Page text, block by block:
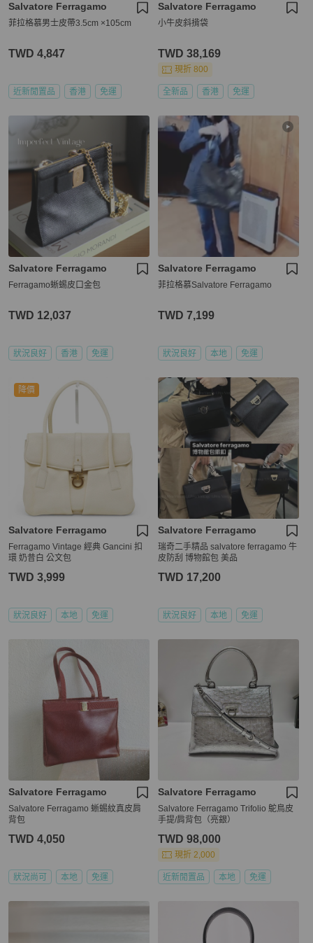
Salvatore Ferragamo
菲拉格慕男士皮帶3.5cm ×105cm
TWD 4,847
近新閒置品 香港 免運
Salvatore Ferragamo
小牛皮斜揹袋
TWD 38,169
現折 800
全新品 香港 免運
Salvatore Ferragamo
Ferragamo蜥蜴皮口金包
TWD 12,037
狀況良好 香港 免運
Salvatore Ferragamo
菲拉格慕Salvatore Ferragamo
TWD 7,199
狀況良好 本地 免運
降價
Salvatore Ferragamo
Ferragamo Vintage 經典 Gancini 扣
環 奶昔白 公文包
TWD 3,999
狀況良好 本地 免運
Salvatore Ferragamo
瑞奇二手精品 salvatore ferragamo 牛
皮防刮 博物館包 美品
TWD 17,200
狀況良好 本地 免運
Salvatore Ferragamo
Salvatore Ferragamo 蜥蜴紋真皮肩
背包
TWD 4,050
狀況尚可 本地 免運
Salvatore Ferragamo
Salvatore Ferragamo Trifolio 鴕鳥皮
手提/肩背包（亮銀）
TWD 98,000
現折 2,000
近新閒置品 本地 免運